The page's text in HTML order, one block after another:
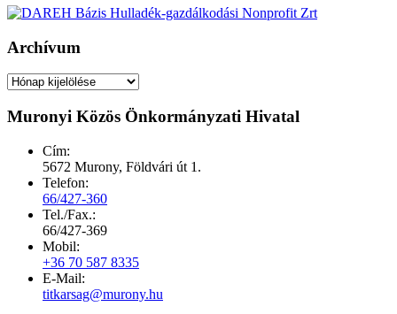
Archívum
Archívum
Muronyi Közös Önkormányzati Hivatal
Cím:
5672 Murony, Földvári út 1.
Telefon:
66/427-360
Tel./Fax.:
66/427-369
Mobil:
+36 70 587 8335
E-Mail:
titkarsag@murony.hu